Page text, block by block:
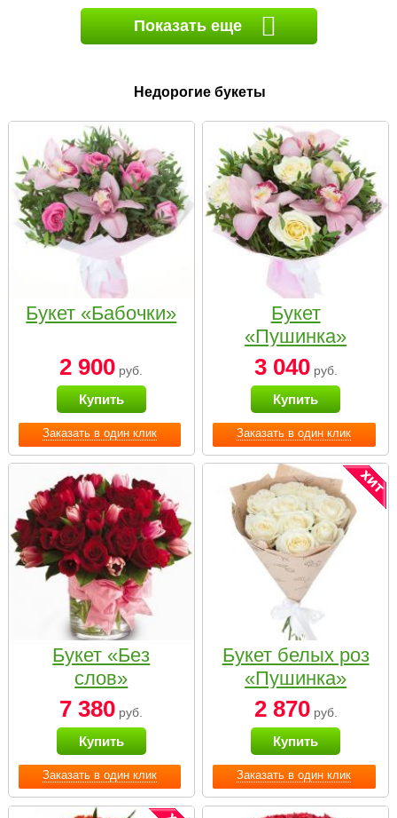
Показать еще
Недорогие букеты
Заказать в один клик
Букет «Бабочки»
2 900 руб.
Купить
Заказать в один клик
Букет
«Пушинка»
3 040руб.
Купить
Заказать в один клик
Букет «Без
слов»
7 380 руб.
Купить
Заказать в один клик
Букет белых роз
«Пушинка»
2 870руб.
Купить